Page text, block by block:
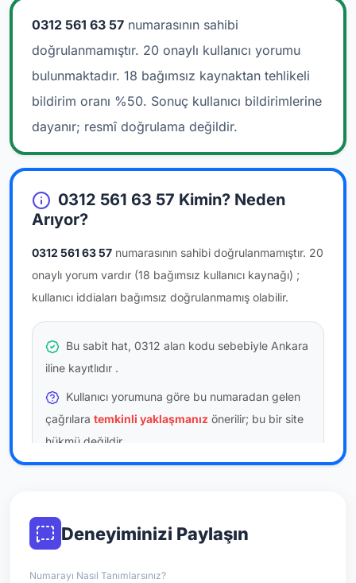
0312 561 63 57 numarasının sahibi
doğrulanmamıştır. 20 onaylı kullanıcı yorumu
bulunmaktadır. 18 bağımsız kaynaktan tehlikeli
bildirim oranı %50. Sonuç kullanıcı bildirimlerine
dayanır; resmî doğrulama değildir.
0312 561 63 57 Kimin? Neden
Arıyor?
0312 561 63 57 numarasının sahibi doğrulanmamıştır. 20
onaylı yorum vardır (18 bağımsız kullanıcı kaynağı) ;
kullanıcı iddiaları bağımsız doğrulanmamış olabilir.
Bu sabit hat, 0312 alan kodu sebebiyle Ankara
iline kayıtlıdır .
Kullanıcı yorumuna göre bu numaradan gelen
çağrılara temkinli yaklaşmanız önerilir; bu bir site
hükmü değildir.
Bu bilgiler onaylı kullanıcı bildirimlerine dayanır;
*Not: Değerlendirmeler onaylı kullanıcı yorumlarına göre
Deneyiminizi Paylaşın
Numarayı Nasıl Tanımlarsınız?